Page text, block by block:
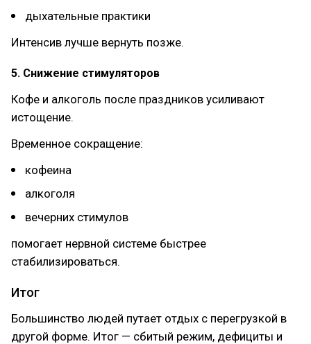
дыхательные практики
Интенсив лучше вернуть позже.
5. Снижение стимуляторов
Кофе и алкоголь после праздников усиливают
истощение.
Временное сокращение:
кофеина
алкоголя
вечерних стимулов
помогает нервной системе быстрее
стабилизироваться.
Итог
Большинство людей путает отдых с перегрузкой в
другой форме. Итог — сбитый режим, дефициты и